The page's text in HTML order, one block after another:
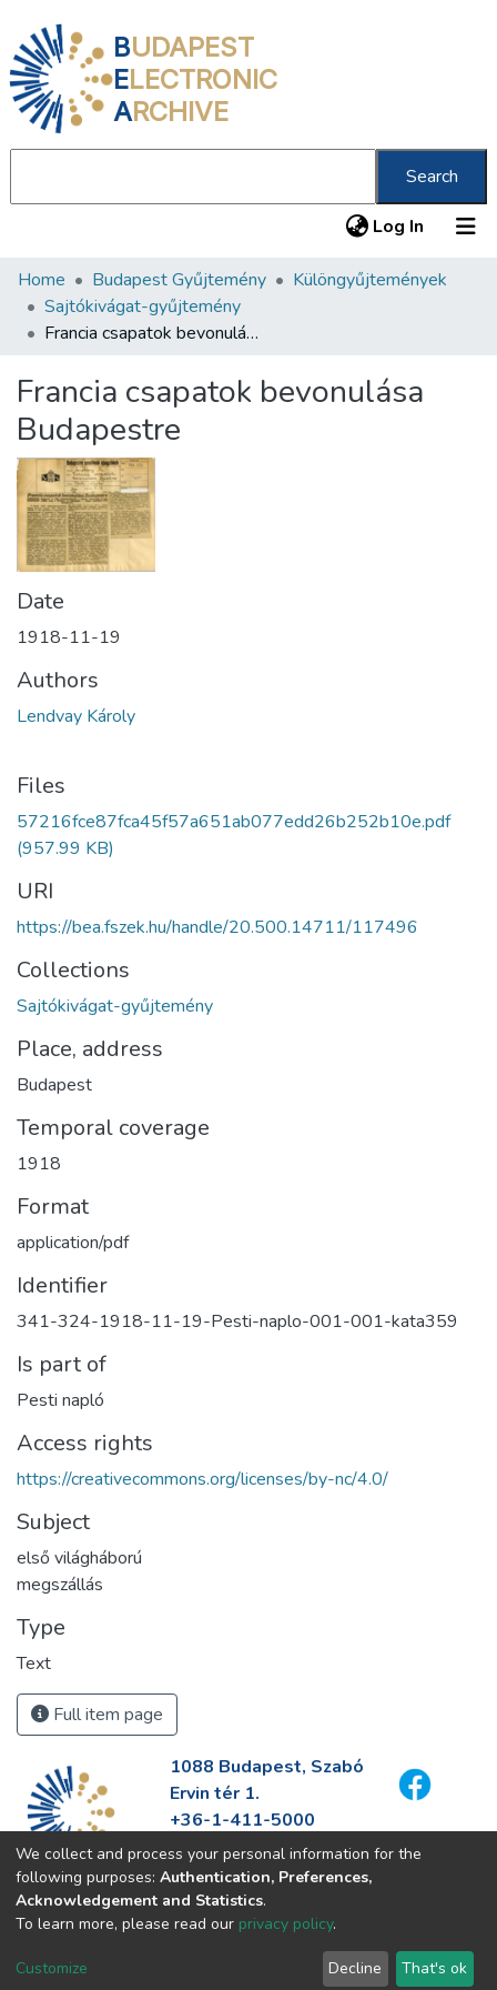
BUDAPEST
ELECTRONIC
ARCHIVE
Search
Log In (current)
Communities & Collections
All of DSpace
About us
Home Budapest Gyűjtemény
Különgyűjtemények
Sajtókivágat-gyűjtemény
Francia csapatok bevonulása Budapestre
Francia csapatok bevonulása
Budapestre
Date
1918-11-19
Authors
Lendvay Károly
Files
57216fce87fca45f57a651ab077edd26b252b10e.pdf
(957.99 KB)
URI
https://bea.fszek.hu/handle/20.500.14711/117496
Collections
Sajtókivágat-gyűjtemény
Place, address
Budapest
Temporal coverage
1918
Format
application/pdf
Identifier
341-324-1918-11-19-Pesti-naplo-001-001-kata359
Is part of
Pesti napló
Access rights
https://creativecommons.org/licenses/by-nc/4.0/
Subject
első világháború
megszállás
Type
Text
Full item page
1088 Budapest, Szabó
Ervin tér 1.
+36-1-411-5000
info@fszek.hu
https://fszek.hu
We collect and process your personal information for the
following purposes: Authentication, Preferences,
Acknowledgement and Statistics.
To learn more, please read our privacy policy.
Customize Decline That's ok